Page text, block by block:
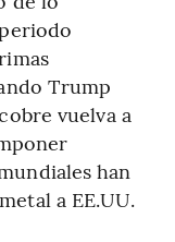
Trump
vuelva a
han
a EE.UU.